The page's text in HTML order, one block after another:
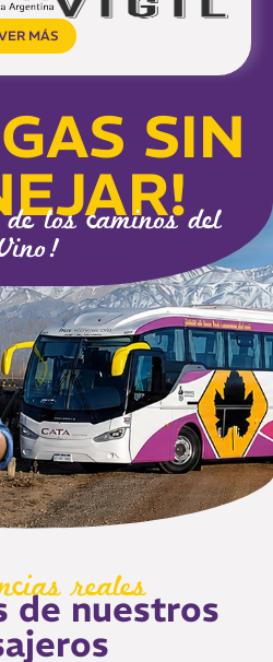
MÁS
SIN
los caminos del
reales
de nuestros